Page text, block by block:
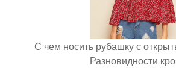
С чем носить рубашку с
Разновидности